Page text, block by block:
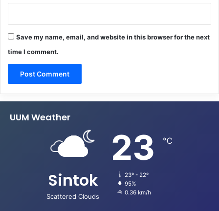
Save my name, email, and website in this browser for the next
time I comment.
UUM Weather
Sintok
Scattered Clouds
23 ℃
23º - 22º
95%
0.36 km/h